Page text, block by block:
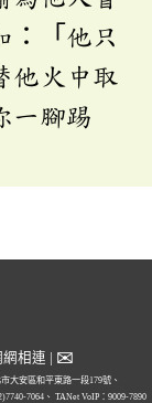
：「他只
他火中取
一腳踢
網相連 ✉
大安區和平東路一段179號、
7064、 TANet VoIP：9009-7890